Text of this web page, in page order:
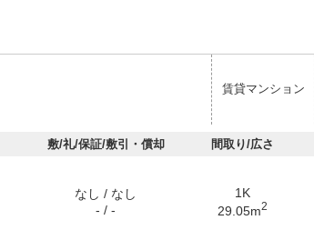
賃貸マンション
敷/礼/保証/敷引・償却 間取り/広さ
なし / なし
- / -
1K
29.05m2